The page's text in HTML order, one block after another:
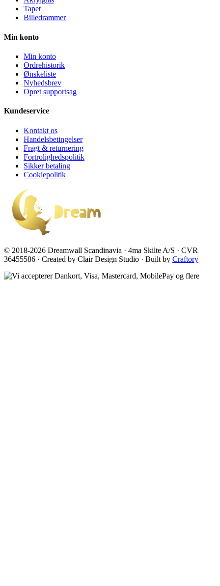
Tapet
Billedrammer
Min konto
Min konto
Ordrehistorik
Ønskeliste
Nyhedsbrev
Opret supportsag
Kundeservice
Kontakt os
Handelsbetingelser
Fragt & returnering
Fortrolighedspolitik
Sikker betaling
Cookiepolitik
© 2018-2026 Dreamwall Scandinavia · 4ma Skilte A/S · CVR
36455586 · Created by Clair Design Studio · Built by Craftory